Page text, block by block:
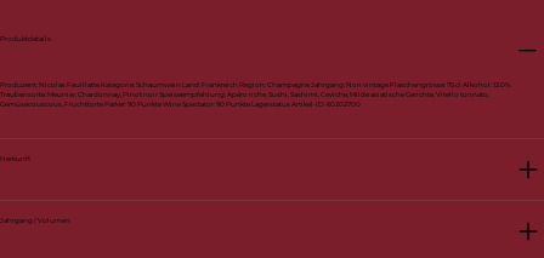
Produktdetails
Produzent: Nicolas Feuillatte Kategorie: Schaumwein Land: Frankreich Region: Champagne Jahrgang: Non vintage Flaschengrösse: 75 cl Alkohol: 12.0%
Traubensorte: Meunier, Chardonnay, Pinot noir Speiseempfehlung: Apéro riche, Sushi, Sashimi, Ceviche, Milde asiatische Gerichte, Vitello tonnato,
Gemüsecouscous, Fruchttorte Parker: 90 Punkte Wine Spectator: 90 Punkte Lagerstatus Artikel-ID: 60202700
Herkunft
Jahrgang / Volumen